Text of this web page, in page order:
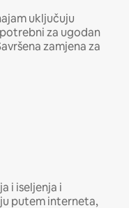
uključuju
za ugodan
zamjena za
i iseljenja i
putem interneta,